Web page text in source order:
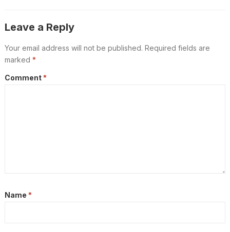
Leave a Reply
Your email address will not be published. Required fields are
marked *
Comment *
Name *